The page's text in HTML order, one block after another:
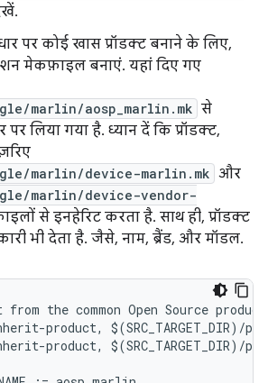
पर कोई खास प्रॉडक्ट बनाने के लिए,
मेकफ़ाइल बनाएं. यहां दिए गए
marlin/aosp_marlin.mk से
लिया गया है. ध्यान दें कि प्रॉडक्ट,
marlin/device-marlin.mk और
marlin/device-vendor-
से इनहेरिट करता है. साथ ही, प्रॉडक्ट
भी देता है. जैसे, नाम, ब्रैंड, और मॉडल.
the common Open Source
product, $(SRC_TARGET_DIR)/
product, $(SRC_TARGET_DIR)/